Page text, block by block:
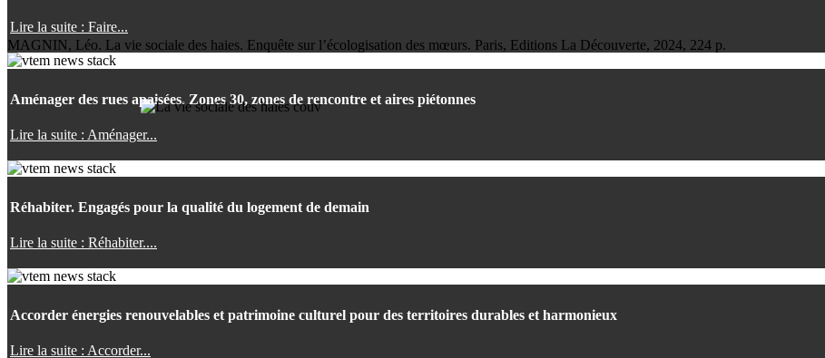
Lire la suite : Faire...
Aménager des rues apaisées. Zones 30, zones de rencontre et aires piétonnes
Lire la suite : Aménager...
Réhabiter. Engagés pour la qualité du logement de demain
Lire la suite : Réhabiter....
Accorder énergies renouvelables et patrimoine culturel pour des territoires durables et harmonieux
Lire la suite : Accorder...
MAGNIN, Léo. La vie sociale des haies. Enquête sur l’écologisation des mœurs. Paris, Editions La Découverte, 2024, 224 p.